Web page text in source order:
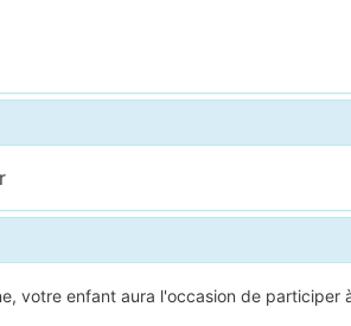
votre enfant aura l'occasion de